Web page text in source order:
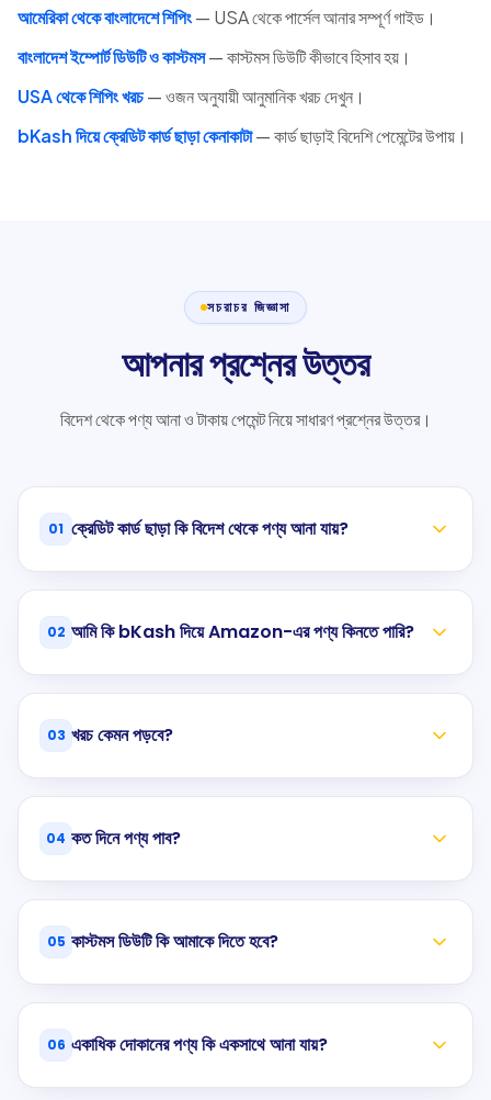
আমেরিকা থেকে বাংলাদেশে শিপিং— USA থেকে পার্সেল আনার সম্পূর্ণ গাইড।
বাংলাদেশ ইম্পোর্ট ডিউটি ও কাস্টমস— কাস্টমস ডিউটি কীভাবে হিসাব হয়।
USA থেকে শিপিং খরচ— ওজন অনুযায়ী আনুমানিক খরচ দেখুন।
bKash দিয়ে ক্রেডিট কার্ড ছাড়া কেনাকাটা— কার্ড ছাড়াই বিদেশি পেমেন্টের উপায়।
সচরাচর জিজ্ঞাসা
আপনার প্রশ্নের উত্তর
বিদেশ থেকে পণ্য আনা ও টাকায় পেমেন্ট নিয়ে সাধারণ প্রশ্নের উত্তর।
01 ক্রেডিট কার্ড ছাড়া কি বিদেশ থেকে পণ্য আনা যায়?
02 আমি কি bKash দিয়ে Amazon-এর পণ্য কিনতে পারি?
03 খরচ কেমন পড়বে?
04 কত দিনে পণ্য পাব?
05 কাস্টমস ডিউটি কি আমাকে দিতে হবে?
06 একাধিক দোকানের পণ্য কি একসাথে আনা যায়?